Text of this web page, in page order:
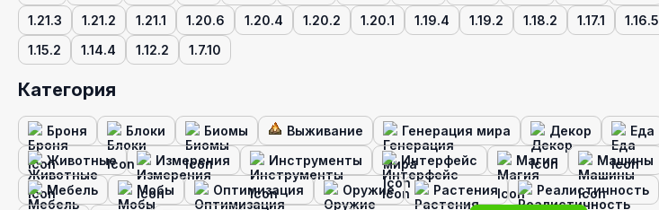
1.21.3
1.21.2 1.21.1 1.20.6 1.20.4 1.20.2 1.20.1 1.19.4 1.19.2 1.18.2 1.17.1
1.16.5
1.15.2
1.14.4 1.12.2 1.7.10
Категория
Броня Блоки Биомы Выживание Генерация мира Декор
Еда
Животные
Измерения Инструменты Интерфейс Магия
Машины
Мебель
Мобы Оптимизация Оружие Растения
Реалистичность